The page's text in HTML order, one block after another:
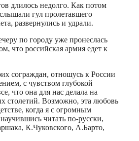
длилось недолго. Как потом
гул пролетавшего
развернулись и удрали.
по городу уже пронеслась
что российская армия едет к
сограждан, отношусь к России
с чувством глубокой
что она для нас делала на
столетий. Возможно, эта любовь
когда я с огромным
читать по-русски,
К.Чуковского, А.Барто,